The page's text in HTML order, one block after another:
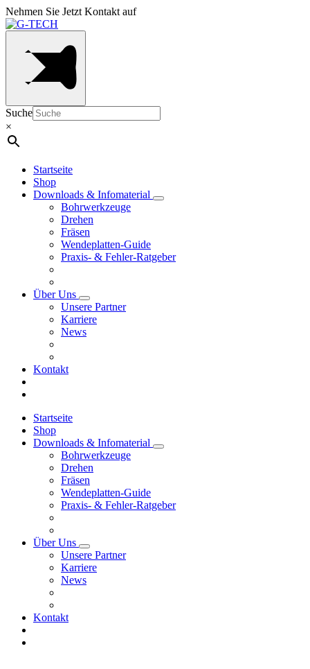
Nehmen Sie Jetzt Kontakt auf
Suche
×
Startseite
Shop
Downloads & Infomaterial
Bohrwerkzeuge
Drehen
Fräsen
Wendeplatten-Guide
Praxis- & Fehler-Ratgeber
Über Uns
Unsere Partner
Karriere
News
Kontakt
Startseite
Shop
Downloads & Infomaterial
Bohrwerkzeuge
Drehen
Fräsen
Wendeplatten-Guide
Praxis- & Fehler-Ratgeber
Über Uns
Unsere Partner
Karriere
News
Kontakt